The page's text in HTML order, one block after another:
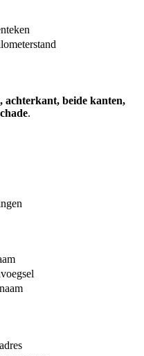
achterkant, beide kanten,
.